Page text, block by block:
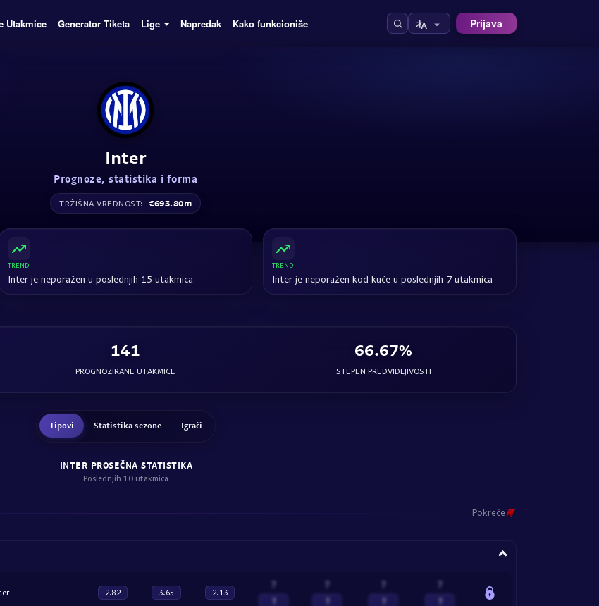
Utakmice Generator Tiketa Lige Napredak Kako funkcioniše Prijava
Inter
Prognoze, statistika i forma
TRŽIŠNA VREDNOST: €693.80m
TREND
Inter je neporažen u poslednjih 15 utakmica
TREND
Inter je neporažen kod kuće u poslednjih 7 utakmica
141
PROGNOZIRANE UTAKMICE
66.67%
STEPEN PREDVIDLJIVOSTI
Tipovi Statistika sezone Igrači
INTER PROSEČNA STATISTIKA
Poslednjih 10 utakmica
Pokreće
2.82 3.65 2.13
? ? ? ?